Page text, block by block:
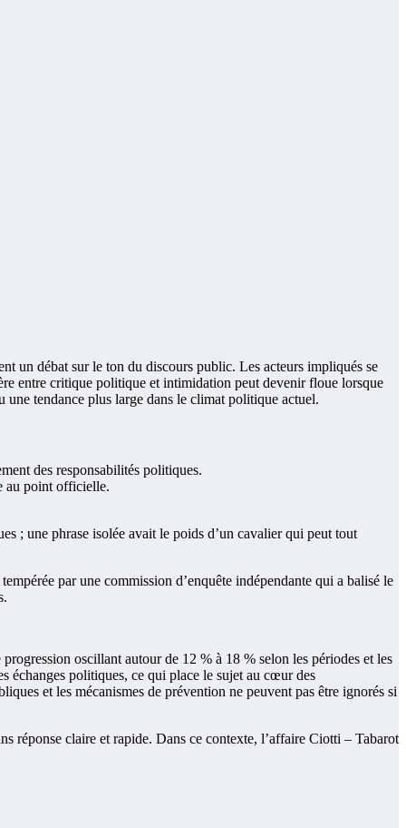
un débat sur le ton du discours public. Les acteurs impliqués se
entre critique politique et intimidation peut devenir floue lorsque
une tendance plus large dans le climat politique actuel.
des responsabilités politiques.
au point officielle.
; une phrase isolée avait le poids d’un cavalier qui peut tout
par une commission d’enquête indépendante qui a balisé le
oscillant autour de 12 % à 18 % selon les périodes et les
échanges politiques, ce qui place le sujet au cœur des
et les mécanismes de prévention ne peuvent pas être ignorés si
réponse claire et rapide. Dans ce contexte, l’affaire Ciotti – Tabarot